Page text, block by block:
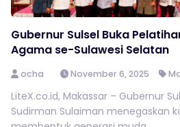
Gubernur Sulsel Buka
Agama se-Sulawesi Selatan
ocha November 6, 2025
LiteX.co.id, Makassar – Gubernur
Sudirman Sulaiman menegaskan